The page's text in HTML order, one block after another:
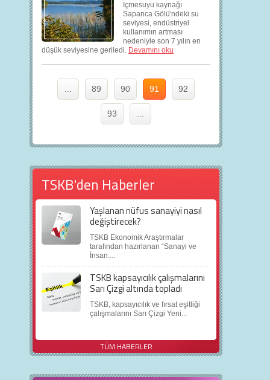
İçmesuyu kaynağı
Sapanca Gölü'ndeki su
seviyesi, endüstriyel
kullanımın artması
nedeniyle son 7 yılın en
düşük seviyesine geriledi. Devamını oku
89 90 91 92
93
TSKB'den Haberler
Yaşlanan nüfus sanayiyi nasıl
değiştirecek?
TSKB Ekonomik Araştırmalar
tarafından hazırlanan “Sanayi ve
İnsan:...
TSKB kapsayıcılık çalışmalarını
Sarı Çizgi altında topladı
TSKB, kapsayıcılık ve fırsat eşitliği
çalışmalarını Sarı Çizgi Yeni...
TÜM HABERLER